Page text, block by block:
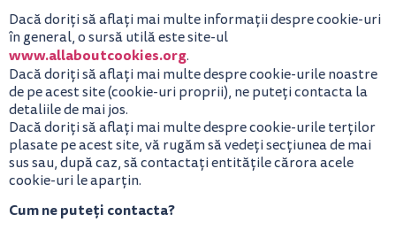
Dacă doriți să aflați mai multe informații despre cookie-uri
în general, o sursă utilă este site-ul
www.allaboutcookies.org.
Dacă doriți să aflați mai multe despre cookie-urile noastre
de pe acest site (cookie-uri proprii), ne puteți contacta la
detaliile de mai jos.
Dacă doriți să aflați mai multe despre cookie-urile terților
plasate pe acest site, vă rugăm să vedeți secțiunea de mai
sus sau, după caz, să contactați entitățile cărora acele
cookie-uri le aparțin.
Cum ne puteți contacta?